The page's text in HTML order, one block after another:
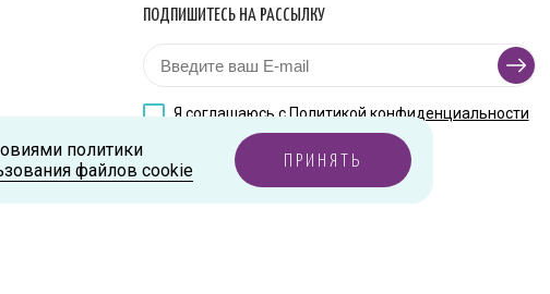
ПОДПИШИТЕСЬ НА РАССЫЛКУ
Я соглашаюсь сПолитикой конфиденциальности
политики
файлов cookie ПРИНЯТЬ